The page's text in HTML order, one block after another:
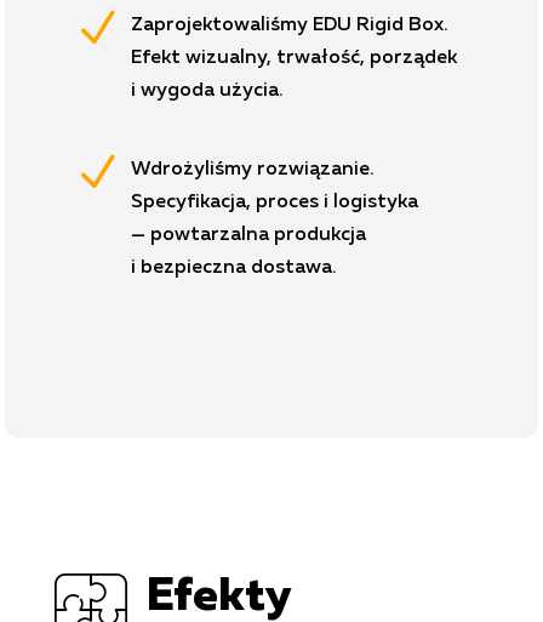
N
Zaprojektowaliśmy EDU Rigid Box.
Efekt wizualny, trwałość, porządek
i wygoda użycia.
N
Wdrożyliśmy rozwiązanie.
Specyfikacja, proces i logistyka
— powtarzalna produkcja
i bezpieczna dostawa.
Efekty